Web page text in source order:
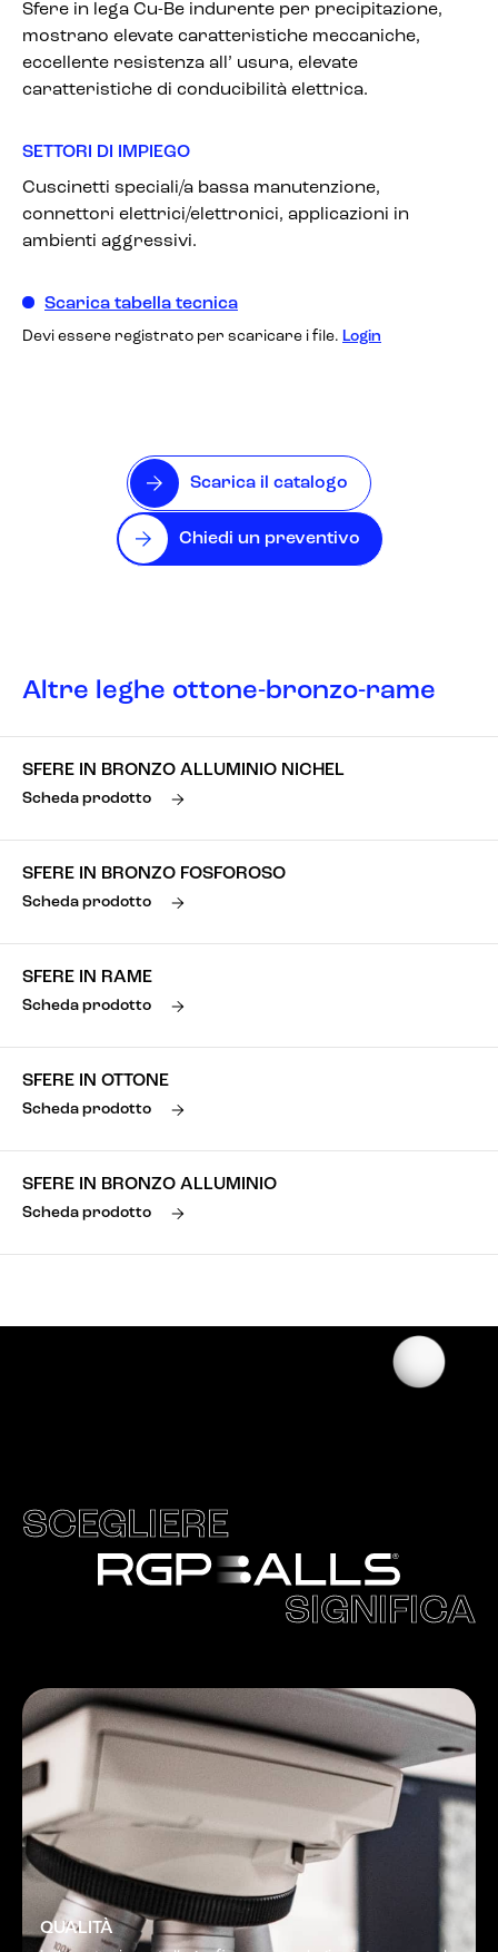
Sfere in lega Cu-Be indurente per precipitazione,
mostrano elevate caratteristiche meccaniche,
eccellente resistenza all’ usura, elevate
caratteristiche di conducibilità elettrica.
SETTORI DI IMPIEGO
Cuscinetti speciali/a bassa manutenzione,
connettori elettrici/elettronici, applicazioni in
ambienti aggressivi.
Scarica tabella tecnica
Devi essere registrato per scaricare i file. Login
Scarica il catalogo
Chiedi un preventivo
Altre leghe ottone-bronzo-rame
SFERE IN BRONZO ALLUMINIO NICHEL
Scheda prodotto
SFERE IN BRONZO FOSFOROSO
Scheda prodotto
SFERE IN RAME
Scheda prodotto
SFERE IN OTTONE
Scheda prodotto
SFERE IN BRONZO ALLUMINIO
Scheda prodotto
SCEGLIERE
SIGNIFICA
QUALITÀ